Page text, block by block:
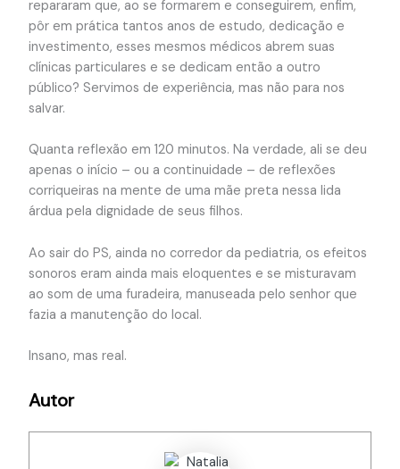
repararam que, ao se formarem e conseguirem, enfim,
pôr em prática tantos anos de estudo, dedicação e
investimento, esses mesmos médicos abrem suas
clínicas particulares e se dedicam então a outro
público? Servimos de experiência, mas não para nos
salvar.
Quanta reflexão em 120 minutos. Na verdade, ali se deu
apenas o início – ou a continuidade – de reflexões
corriqueiras na mente de uma mãe preta nessa lida
árdua pela dignidade de seus filhos.
Ao sair do PS, ainda no corredor da pediatria, os efeitos
sonoros eram ainda mais eloquentes e se misturavam
ao som de uma furadeira, manuseada pelo senhor que
fazia a manutenção do local.
Insano, mas real.
Autor